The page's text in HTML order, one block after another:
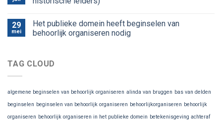
29
mei
Het publieke domein heeft beginselen van
behoorlijk organiseren nodig
TAG CLOUD
algemene beginselen van behoorlijk organiseren alinda van bruggen bas van delden
beginselen beginselen van behoorlijk organiseren behoorlijkorganiseren behoorlijk
organiseren behoorlijk organiseren in het publieke domein betekenisgeving achteraf